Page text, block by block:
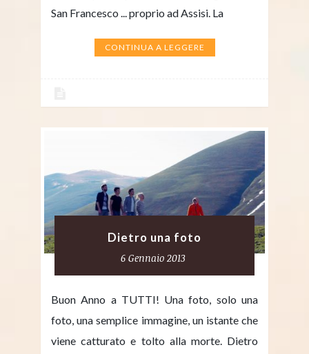
San Francesco ... proprio ad Assisi. La
CONTINUA A LEGGERE
Dietro una foto
6 Gennaio 2013
Buon Anno a TUTTI! Una foto, solo una
foto, una semplice immagine, un istante che
viene catturato e tolto alla morte. Dietro